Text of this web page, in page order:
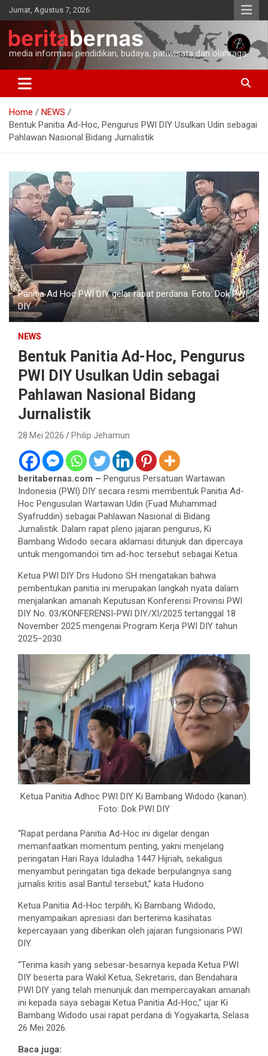
Skip
to
content
Jumat, Agustus 7, 2026
media informasi pendidikan, budaya, pariwisata dan olahraga
Home
NEWS
Bentuk Panitia Ad-Hoc, Pengurus PWI DIY Usulkan Udin sebagai
Pahlawan Nasional Bidang Jurnalistik
Panitia Ad Hoc PWI DIY gelar rapat perdana. Foto: Dok PWI
DIY
NEWS
Bentuk Panitia Ad-Hoc, Pengurus
PWI DIY Usulkan Udin sebagai
Pahlawan Nasional Bidang
Jurnalistik
28 Mei 2026 Philip Jehamun
beritabernas.com – Pengurus Persatuan Wartawan
Indonesia (PWI) DIY secara resmi membentuk Panitia Ad-
Hoc Pengusulan Wartawan Udin (Fuad Muhammad
Syafruddin) sebagai Pahlawan Nasional di Bidang
Jurnalistik. Dalam rapat pleno jajaran pengurus, Ki
Bambang Widodo secara aklamasi ditunjuk dan dipercaya
untuk mengomandoi tim ad-hoc tersebut sebagai Ketua.
Ketua PWI DIY Drs Hudono SH mengatakan bahwa
pembentukan panitia ini merupakan langkah nyata dalam
menjalankan amanah Keputusan Konferensi Provinsi PWI
DIY No. 03/KONFERENSI-PWI DIY/XI/2025 tertanggal 18
November 2025 mengenai Program Kerja PWI DIY tahun
2025–2030.
Ketua Panitia Adhoc PWI DIY Ki Bambang Widodo (kanan).
Foto: Dok PWI DIY
“Rapat perdana Panitia Ad-Hoc ini digelar dengan
memanfaatkan momentum penting, yakni menjelang
peringatan Hari Raya Iduladha 1447 Hijriah, sekaligus
menyambut peringatan tiga dekade berpulangnya sang
jurnalis kritis asal Bantul tersebut,” kata Hudono
Ketua Panitia Ad-Hoc terpilih, Ki Bambang Widodo,
menyampaikan apresiasi dan berterima kasihatas
kepercayaan yang diberikan oleh jajaran fungsionaris PWI
DIY.
“Terima kasih yang sebesar-besarnya kepada Ketua PWI
DIY beserta para Wakil Ketua, Sekretaris, dan Bendahara
PWI DIY yang telah menunjuk dan mempercayakan amanah
ini kepada saya sebagai Ketua Panitia Ad-Hoc,” ujar Ki
Bambang Widodo usai rapat perdana di Yogyakarta, Selasa
26 Mei 2026.
Baca juga: